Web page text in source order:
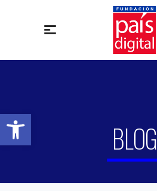
Abrir barra de herramientas
BLOG